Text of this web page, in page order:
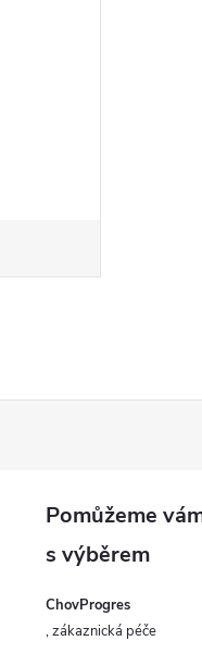
ChovProgres